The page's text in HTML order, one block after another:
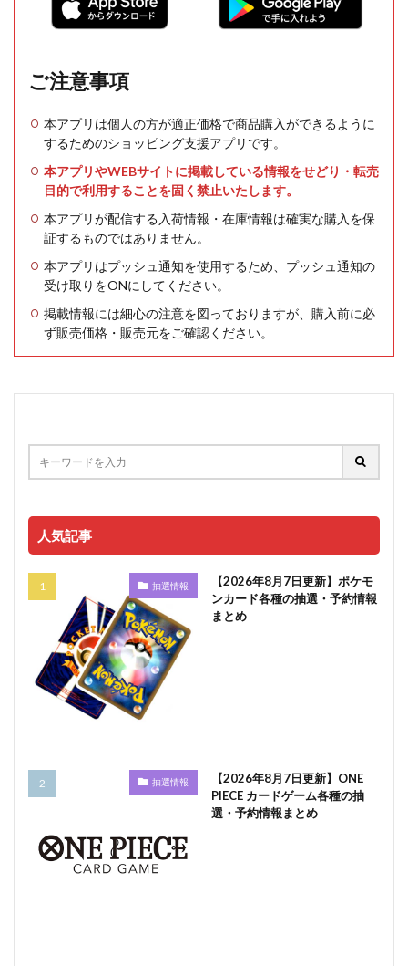
ご注意事項
本アプリは個人の方が適正価格で商品購入ができるように
するためのショッピング支援アプリです。
本アプリやWEBサイトに掲載している情報をせどり・転売
目的で利用することを固く禁止いたします。
本アプリが配信する入荷情報・在庫情報は確実な購入を保
証するものではありません。
本アプリはプッシュ通知を使用するため、プッシュ通知の
受け取りをONにしてください。
掲載情報には細心の注意を図っておりますが、購入前に必
ず販売価格・販売元をご確認ください。
人気記事
抽選情報
【2026年8月7日更新】ポケモ
ンカード各種の抽選・予約情報
まとめ
抽選情報
【2026年8月7日更新】ONE
PIECE カードゲーム各種の抽
選・予約情報まとめ